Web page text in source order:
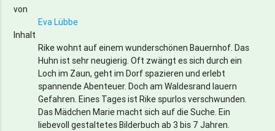
von
Eva Lübbe
Inhalt
Rike wohnt auf einem wunderschönen Bauernhof. Das
Huhn ist sehr neugierig. Oft zwängt es sich durch ein
Loch im Zaun, geht im Dorf spazieren und erlebt
spannende Abenteuer. Doch am Waldesrand lauern
Gefahren. Eines Tages ist Rike spurlos verschwunden.
Das Mädchen Marie macht sich auf die Suche. Ein
liebevoll gestaltetes Bilderbuch ab 3 bis 7 Jahren.